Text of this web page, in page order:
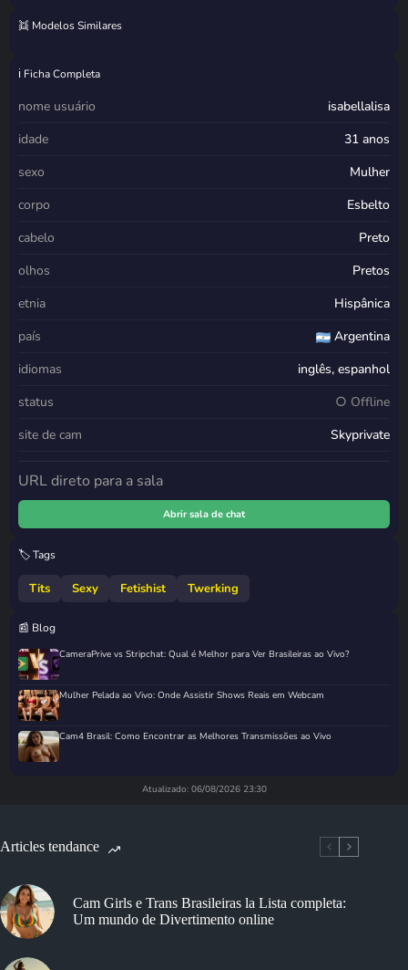
👯 Modelos Similares
ℹ️ Ficha Completa
nome usuário
isabellalisa
idade
31 anos
sexo
Mulher
corpo
Esbelto
cabelo
Preto
olhos
Pretos
etnia
Hispânica
país
Argentina
idiomas
inglês, espanhol
status
○ Offline
site de cam
Skyprivate
URL direto para a sala
Abrir sala de chat
🏷️ Tags
Tits Sexy Fetishist Twerking
📰 Blog
CameraPrive vs Stripchat: Qual é Melhor para Ver Brasileiras ao Vivo?
Mulher Pelada ao Vivo: Onde Assistir Shows Reais em Webcam
Cam4 Brasil: Como Encontrar as Melhores Transmissões ao Vivo
Atualizado: 06/08/2026 23:30
Articles tendance
Cam Girls e Trans Brasileiras la Lista completa:
Um mundo de Divertimento online